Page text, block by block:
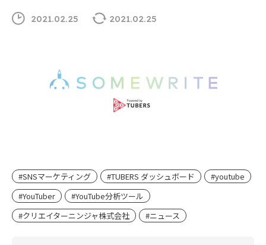
2021.02.25 2021.02.25
#SNSマーケティング #TUBERS ダッシュボード
#youtube
#YouTuber
#YouTube分析ツール
#クリエイターニンジャ株式会社
#ニュース